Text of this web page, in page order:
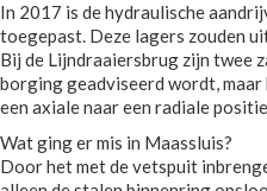
In 2017 is de hydraulische
toegepast. Deze lagers zouden
Bij de Lijndraaiersbrug zijn twee
borging geadviseerd wordt, maar
een axiale naar een radiale
Wat ging er mis in Maassluis?
Door het met de vetspuit